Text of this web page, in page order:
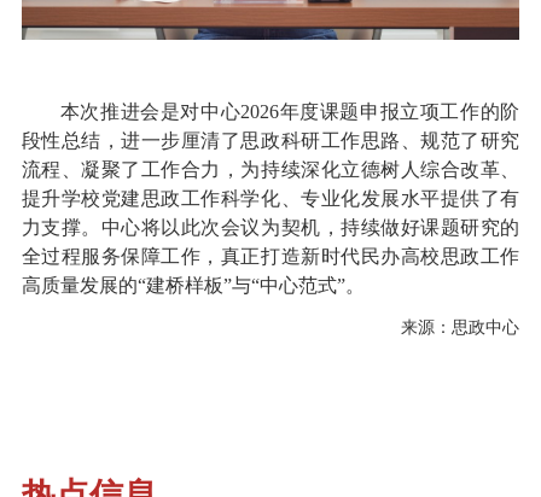
本次推进会是对中心2026年度课题申报立项工作的阶
段性总结，进一步厘清了思政科研工作思路、规范了研究
流程、凝聚了工作合力，为持续深化立德树人综合改革、
提升学校党建思政工作科学化、专业化发展水平提供了有
力支撑。中心将以此次会议为契机，持续做好课题研究的
全过程服务保障工作，真正打造新时代民办高校思政工作
高质量发展的“建桥样板”与“中心范式”。
来源：思政中心